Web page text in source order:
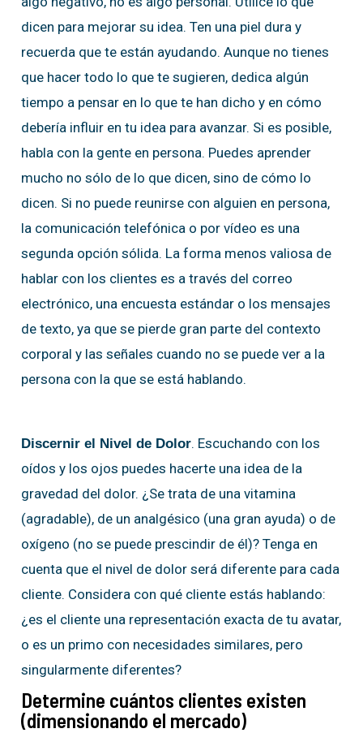
dicen para mejorar su idea. Ten una piel dura y
recuerda que te están ayudando. Aunque no tienes
que hacer todo lo que te sugieren, dedica algún
tiempo a pensar en lo que te han dicho y en cómo
debería influir en tu idea para avanzar. Si es posible,
habla con la gente en persona. Puedes aprender
mucho no sólo de lo que dicen, sino de cómo lo
dicen. Si no puede reunirse con alguien en persona,
la comunicación telefónica o por vídeo es una
segunda opción sólida. La forma menos valiosa de
hablar con los clientes es a través del correo
electrónico, una encuesta estándar o los mensajes
de texto, ya que se pierde gran parte del contexto
corporal y las señales cuando no se puede ver a la
persona con la que se está hablando.
Discernir el Nivel de Dolor. Escuchando con los
oídos y los ojos puedes hacerte una idea de la
gravedad del dolor. ¿Se trata de una vitamina
(agradable), de un analgésico (una gran ayuda) o de
oxígeno (no se puede prescindir de él)? Tenga en
cuenta que el nivel de dolor será diferente para cada
cliente. Considera con qué cliente estás hablando:
¿es el cliente una representación exacta de tu avatar,
o es un primo con necesidades similares, pero
singularmente diferentes?
Determine cuántos clientes existen
(dimensionando el mercado)